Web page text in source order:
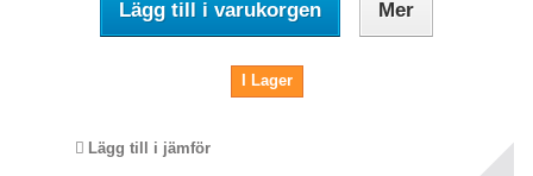
Lägg till i varukorgen Mer
I Lager
Lägg till i jämför